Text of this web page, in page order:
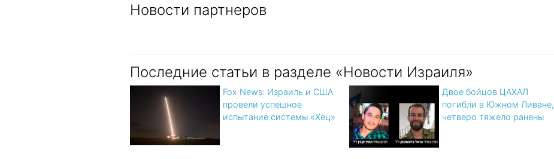
Новости партнеров
Последние статьи в разделе «Новости Израиля»
Fox News: Израиль и США
провели успешное
испытание системы «Хец»
Двое бойцов ЦАХАЛ
погибли в Южном Ливане,
четверо тяжело ранены